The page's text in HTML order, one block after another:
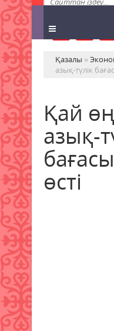
Қазалы »
азық-түлік
Қай
азық-
өсті